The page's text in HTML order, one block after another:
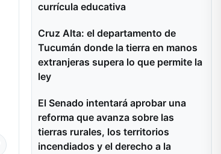
currícula educativa
Cruz Alta: el departamento de
Tucumán donde la tierra en manos
extranjeras supera lo que permite la
ley
El Senado intentará aprobar una
reforma que avanza sobre las
tierras rurales, los territorios
incendiados y el derecho a la